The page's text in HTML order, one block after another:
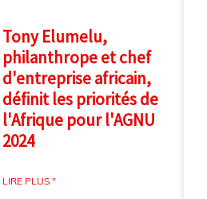
Tony Elumelu,
philanthrope et chef
d'entreprise africain,
définit les priorités de
l'Afrique pour l'AGNU
2024
LIRE PLUS "